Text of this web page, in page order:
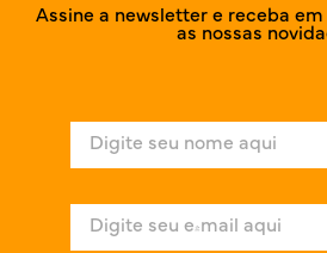
Assine a newsletter e receba
as nossas
e